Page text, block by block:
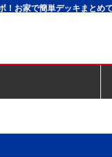
お家で簡単デッキまとめ